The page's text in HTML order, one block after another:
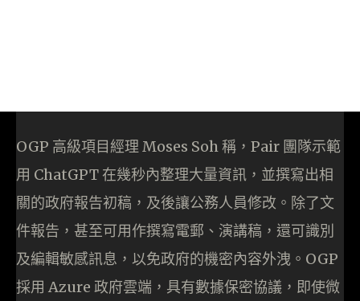
OGP 高級項目經理 Moses Soh 稱，Pair 團隊示範
用 ChatGPT 在幾秒內整理大量資訊，並撰寫出相
關的政府報告初稿，及後讓公務人員修改。除了文
件報告，甚至可用作撰寫電郵、演講稿，還可識別
及編輯敏感訊息，以免政府的機密內容外洩。OGP
採用 Azure 政府雲端，具有數據保密協議，即使微